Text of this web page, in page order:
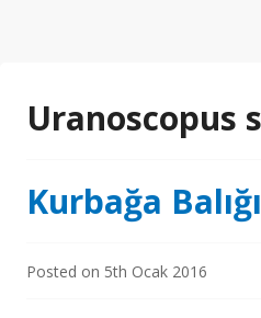
Uranoscopus
Kurbağa Balığı
Posted on 5th Ocak 2016